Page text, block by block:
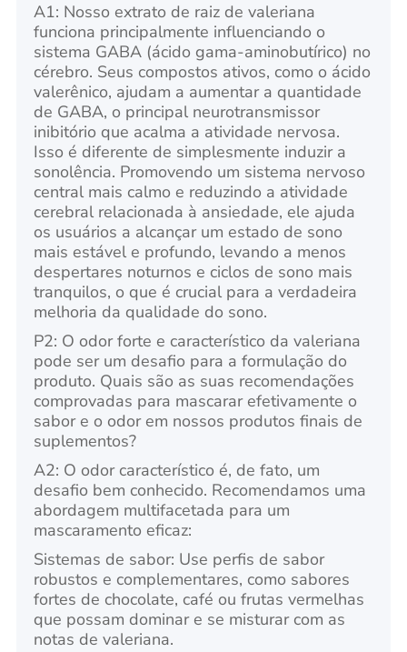
A1: Nosso extrato de raiz de valeriana
funciona principalmente influenciando o
sistema GABA (ácido gama-aminobutírico) no
cérebro. Seus compostos ativos, como o ácido
valerênico, ajudam a aumentar a quantidade
de GABA, o principal neurotransmissor
inibitório que acalma a atividade nervosa.
Isso é diferente de simplesmente induzir a
sonolência. Promovendo um sistema nervoso
central mais calmo e reduzindo a atividade
cerebral relacionada à ansiedade, ele ajuda
os usuários a alcançar um estado de sono
mais estável e profundo, levando a menos
despertares noturnos e ciclos de sono mais
tranquilos, o que é crucial para a verdadeira
melhoria da qualidade do sono.
P2: O odor forte e característico da valeriana
pode ser um desafio para a formulação do
produto. Quais são as suas recomendações
comprovadas para mascarar efetivamente o
sabor e o odor em nossos produtos finais de
suplementos?
A2: O odor característico é, de fato, um
desafio bem conhecido. Recomendamos uma
abordagem multifacetada para um
mascaramento eficaz:
Sistemas de sabor: Use perfis de sabor
robustos e complementares, como sabores
fortes de chocolate, café ou frutas vermelhas
que possam dominar e se misturar com as
notas de valeriana.